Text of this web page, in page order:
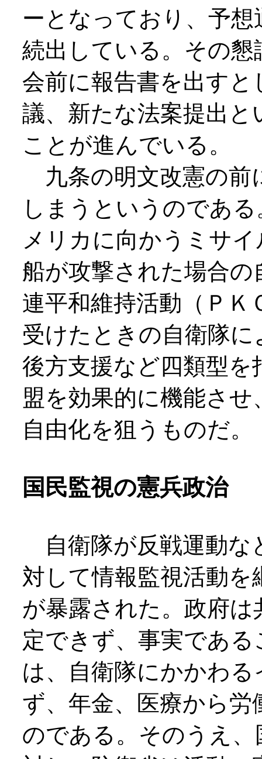
ーとなっており、予
続出している。その
会前に報告書を出す
議、新たな法案提出
ことが進んでいる。
九条の明文改憲の前
しまうというのであ
メリカに向かうミサ
船が攻撃された場合
連平和維持活動（ＰＫ
受けたときの自衛隊
後方支援など四類型
盟を効果的に機能さ
自由化を狙うものだ。
国民監視の憲兵政治
自衛隊が反戦運動な
対して情報監視活動
が暴露された。政府
定できず、事実であ
は、自衛隊にかかわ
ず、年金、医療から
のである。そのうえ